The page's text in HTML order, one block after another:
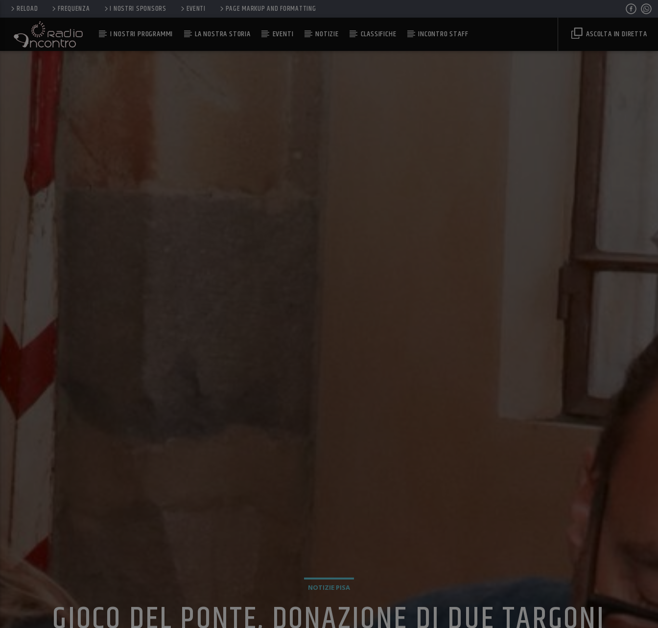
RELOAD FREQUENZA I NOSTRI SPONSORS EVENTI PAGE MARKUP AND FORMATTING
I NOSTRI PROGRAMMI LA NOSTRA STORIA EVENTI NOTIZIE CLASSIFICHE INCONTRO STAFF ASCOLTA IN DIRETTA
NOTIZIE PISA